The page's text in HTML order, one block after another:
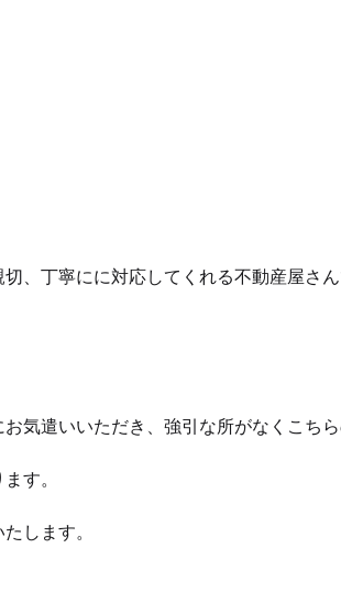
、丁寧にに対応してくれる不動産屋さん
気遣いいただき、強引な所がなくこ
す。
します。